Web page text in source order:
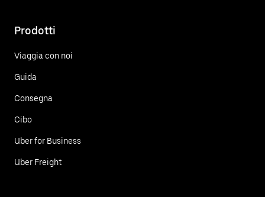
Prodotti
Viaggia con noi
Guida
Consegna
Cibo
Uber for Business
Uber Freight